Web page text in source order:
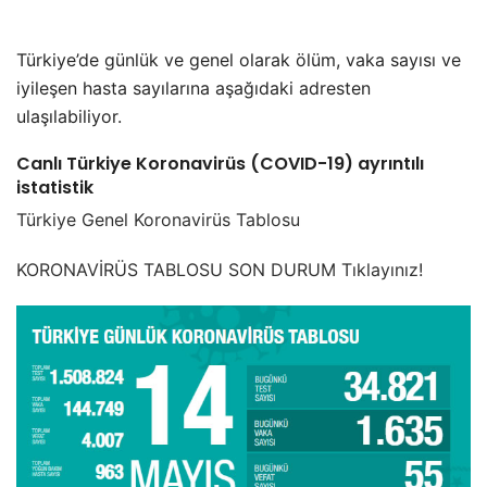
Türkiye’de günlük ve genel olarak ölüm, vaka sayısı ve
iyileşen hasta sayılarına aşağıdaki adresten
ulaşılabiliyor.
Canlı Türkiye Koronavirüs (COVID-19) ayrıntılı
istatistik
Türkiye Genel Koronavirüs Tablosu
KORONAVİRÜS TABLOSU SON DURUM Tıklayınız!